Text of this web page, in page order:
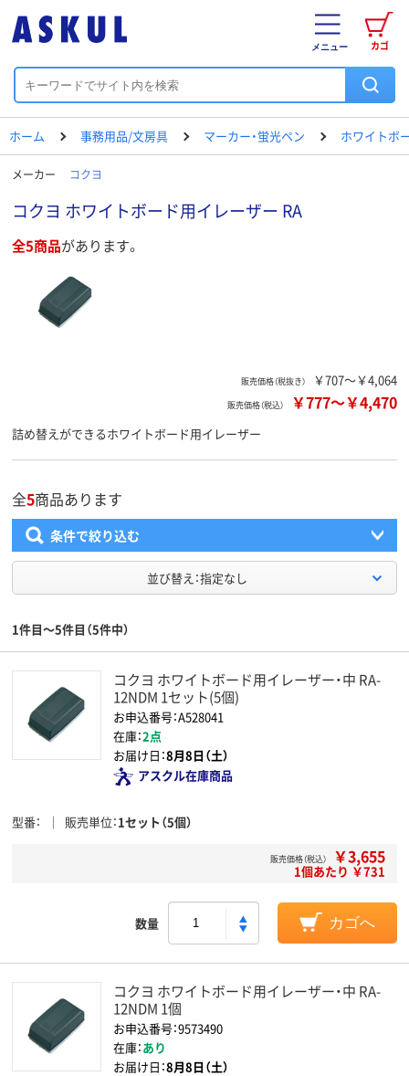
カゴ
メニュー
ホーム 事務用品/文房具 マーカー・蛍光ペン ホワイトボ
メーカー コクヨ
コクヨ ホワイトボード用イレーザー RA
全5商品があります。
販売価格（税抜き） ￥707～￥4,064
販売価格（税込） ￥777～￥4,470
詰め替えができるホワイトボード用イレーザー
全5商品あります
条件で絞り込む
並び替え：指定なし
1件目～5件目（5件中）
コクヨ ホワイトボード用イレーザー・中 RA-
12NDM 1セット(5個)
お申込番号：A528041
在庫：2点
お届け日：8月8日（土）
アスクル在庫商品
型番 販売単位 1セット（5個）
販売価格（税込） ￥3,655
1個あたり ￥731
数量 カゴへ
コクヨ ホワイトボード用イレーザー・中 RA-
12NDM 1個
お申込番号：9573490
在庫：あり
お届け日：8月8日（土）